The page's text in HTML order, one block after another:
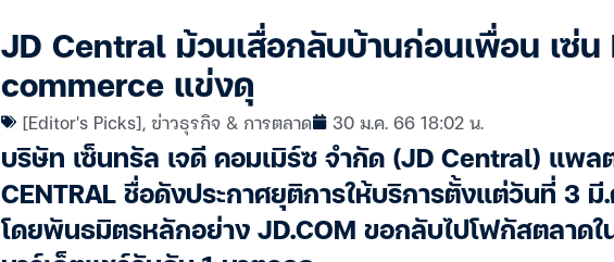
JD Central ม้วนเสื่อกลับบ้านก่อนเพื่อน เซ่น
commerce แข่งดุ
[Editor's Picks],ข่าวธุรกิจ & การตลาด 30 ม.ค. 66 18:02 น.
บริษัท เซ็นทรัล เจดี คอมเมิร์ซ จำกัด (JD Central) แพ
CENTRAL ชื่อดังประกาศยุติการให้บริการตั้งแต่วันที่ 3 มี
โดยพันธมิตรหลักอย่าง JD.COM ขอกลับไปโฟกัสตลาดใ